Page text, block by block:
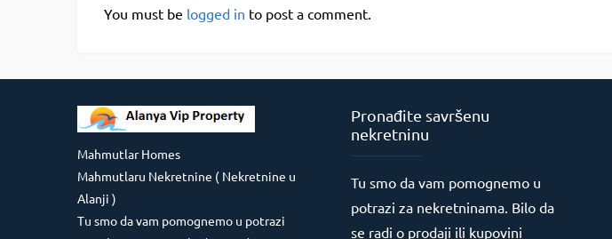
You must be logged in to post a comment.
Mahmutlar Homes
Mahmutlaru Nekretnine ( Nekretnine u
Alanji )
Tu smo da vam pomognemo u potrazi
Pronađite savršenu
nekretninu
Tu smo da vam pomognemo u
potrazi za nekretninama. Bilo da
se radi o prodaji ili kupovini